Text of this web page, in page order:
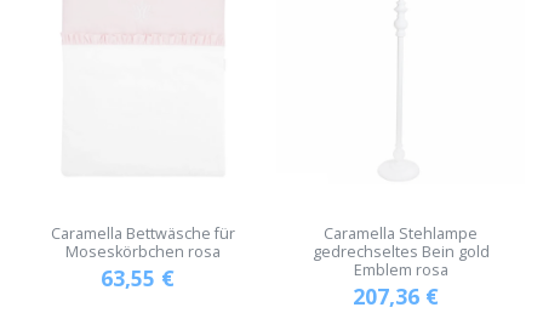
Caramella Bettwäsche für
Moseskörbchen rosa
63,55 €
Caramella Stehlampe
gedrechseltes Bein gold
Emblem rosa
207,36 €